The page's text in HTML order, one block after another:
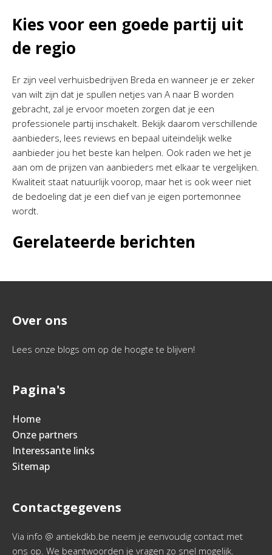
Kies voor een goede partij uit
de regio
Er zijn veel verhuisbedrijven Breda en wanneer je er zeker
van wilt zijn dat je spullen netjes van A naar B worden
gebracht, zal je ervoor moeten zorgen dat je een
professionele partij inschakelt. Bekijk daarom verschillende
aanbieders, lees reviews en bepaal uiteindelijk welke
aanbieder jou het beste kan helpen. Ook raden we het je
aan om de prijzen van aanbieders met elkaar te vergelijken.
Kwaliteit staat natuurlijk voorop, maar het is ook weer niet
de bedoeling dat je een dief van je eigen portemonnee
wordt.
Gerelateerde berichten
Over ons
Lees onze blogs om op de hoogte te blijven!
Pagina's
Home
Onze partners
Interessante links
Sitemap
Contactgegevens
Via info @ antiekdkb.be neem je eenvoudig contact met
ons op. We beantwoorden je vragen zo snel mogelijk.